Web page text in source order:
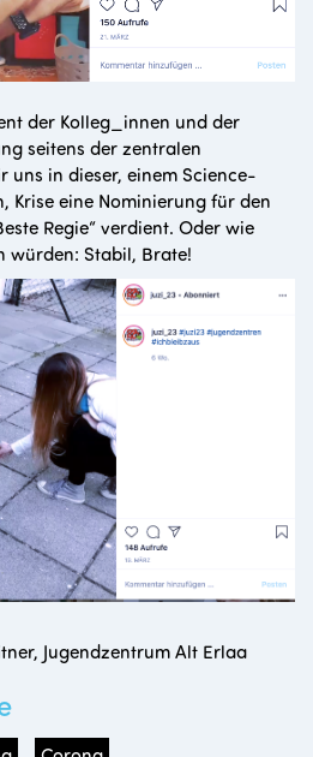
der Kolleg_innen und der
seitens der zentralen
uns in dieser, einem Science-
Krise eine Nominierung für den
Regie“ verdient. Oder wie
würden: Stabil, Brate!
Jugendzentrum Alt Erlaa